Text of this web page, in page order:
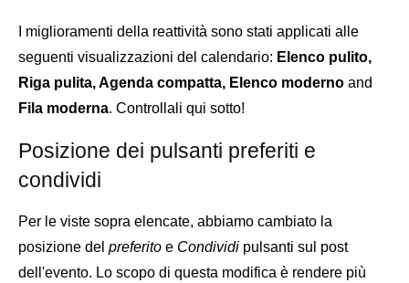
I miglioramenti della reattività sono stati applicati alle
seguenti visualizzazioni del calendario: Elenco pulito,
Riga pulita, Agenda compatta, Elenco moderno and
Fila moderna. Controllali qui sotto!
Posizione dei pulsanti preferiti e
condividi
Per le viste sopra elencate, abbiamo cambiato la
posizione del preferito e Condividi pulsanti sul post
dell'evento. Lo scopo di questa modifica è rendere più